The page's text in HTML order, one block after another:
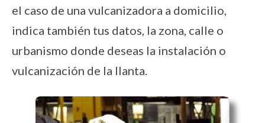
el caso de una vulcanizadora a domicilio,
indica también tus datos, la zona, calle o
urbanismo donde deseas la instalación o
vulcanización de la llanta.